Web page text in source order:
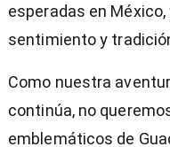
esperadas en
sentimiento y
Como nuestra
continúa, no
emblemáticos de